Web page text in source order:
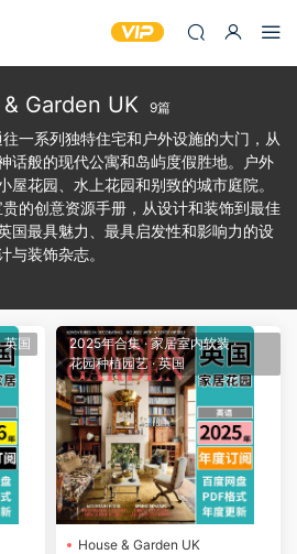
Garden UK 9篇
一系列独特住宅和户外设施的大门，从
话般的现代公寓和岛屿度假胜地。户外
屋花园、水上花园​​和别致的城市庭院。
的创意资源手册，从设计和装饰到最佳
国最具魅力、最具启发性和影响力的设
与装饰杂志。
英国 2025年合集·家居室内软装·
花园种植园艺·英国
House & Garden UK